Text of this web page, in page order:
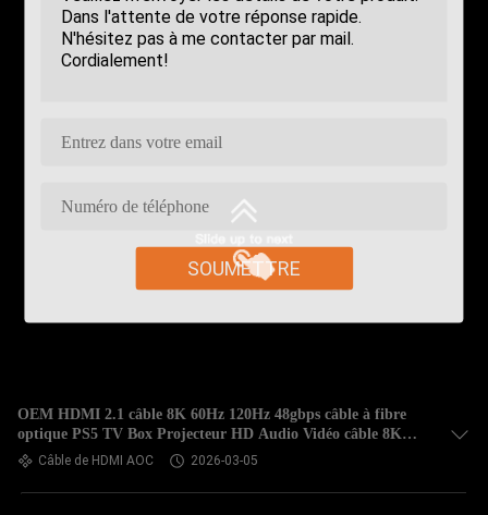
SOUMETTRE
OEM HDMI 2.1 câble 8K 60Hz 120Hz 48gbps câble à fibre
optique PS5 TV Box Projecteur HD Audio Vidéo câble 8K
1.5M 3M 5M câble à fibre optique HDMI
Câble de HDMI AOC 2026-03-05